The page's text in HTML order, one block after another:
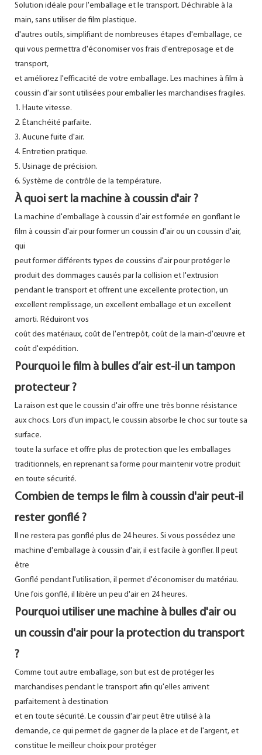
Solution idéale pour l'emballage et le transport. Déchirable à la
main, sans utiliser de film plastique.
d'autres outils, simplifiant de nombreuses étapes d'emballage, ce
qui vous permettra d'économiser vos frais d'entreposage et de
transport,
et améliorez l'efficacité de votre emballage. Les machines à film à
coussin d'air sont utilisées pour emballer les marchandises fragiles.
1. Haute vitesse.
2. Étanchéité parfaite.
3. Aucune fuite d'air.
4. Entretien pratique.
5. Usinage de précision.
6. Système de contrôle de la température.
À quoi sert la machine à coussin d'air ?
La machine d'emballage à coussin d'air est formée en gonflant le
film à coussin d'air pour former un coussin d'air ou un coussin d'air,
qui
peut former différents types de coussins d'air pour protéger le
produit des dommages causés par la collision et l'extrusion
pendant le transport et offrent une excellente protection, un
excellent remplissage, un excellent emballage et un excellent
amorti. Réduiront vos
coût des matériaux, coût de l'entrepôt, coût de la main-d'œuvre et
coût d'expédition.
Pourquoi le film à bulles d’air est-il un tampon
protecteur ?
La raison est que le coussin d'air offre une très bonne résistance
aux chocs. Lors d'un impact, le coussin absorbe le choc sur toute sa
surface.
toute la surface et offre plus de protection que les emballages
traditionnels, en reprenant sa forme pour maintenir votre produit
en toute sécurité.
Combien de temps le film à coussin d'air peut-il
rester gonflé ?
Il ne restera pas gonflé plus de 24 heures. Si vous possédez une
machine d'emballage à coussin d'air, il est facile à gonfler. Il peut
être
Gonflé pendant l'utilisation, il permet d'économiser du matériau.
Une fois gonflé, il libère un peu d'air en 24 heures.
Pourquoi utiliser une machine à bulles d'air ou
un coussin d'air pour la protection du transport
?
Comme tout autre emballage, son but est de protéger les
marchandises pendant le transport afin qu'elles arrivent
parfaitement à destination
et en toute sécurité. Le coussin d'air peut être utilisé à la
demande, ce qui permet de gagner de la place et de l'argent, et
constitue le meilleur choix pour protéger